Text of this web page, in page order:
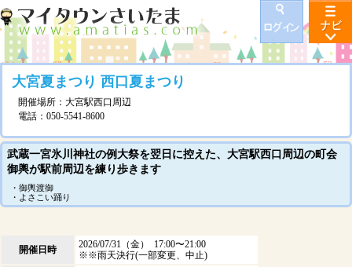
大宮夏まつり 西口夏まつり
開催場所：大宮駅西口周辺
電話：050-5541-8600
武蔵一宮氷川神社の例大祭を翌日に控えた、大宮駅西口周辺の町会
御輿が駅前周辺を練り歩きます
・御輿渡御
・よさこい踊り
開催日時
2026/07/31（金） 17:00〜21:00
※※雨天決行(一部変更、中止)